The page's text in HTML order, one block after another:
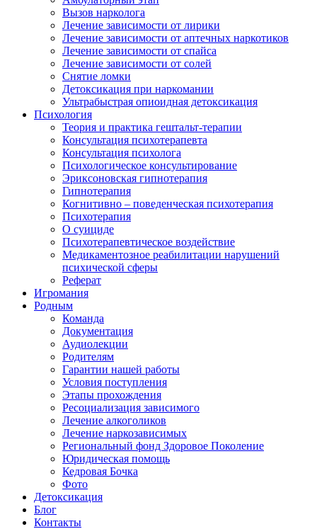
Вызов нарколога
Лечение зависимости от лирики
Лечение зависимости от аптечных наркотиков
Лечение зависимости от спайса
Лечение зависимости от солей
Снятие ломки
Детоксикация при наркомании
Ультрабыстрая опиоидная детоксикация
Психология
Теория и практика гештальт-терапии
Консультация психотерапевта
Консультация психолога
Психологическое консультирование
Эриксоновская гипнотерапия
Гипнотерапия
Когнитивно – поведенческая психотерапия
Психотерапия
О суициде
Психотерапевтическое воздействие
Медикаментозное реабилитации нарушений
психической сферы
Реферат
Игромания
Родным
Команда
Документация
Аудиолекции
Родителям
Гарантии нашей работы
Условия поступления
Этапы прохождения
Ресоциализация зависимого
Лечение алкоголиков
Лечение наркозависимых
Региональный фонд Здоровое Поколение
Юридическая помощь
Кедровая Бочка
Фото
Детоксикация
Блог
Контакты